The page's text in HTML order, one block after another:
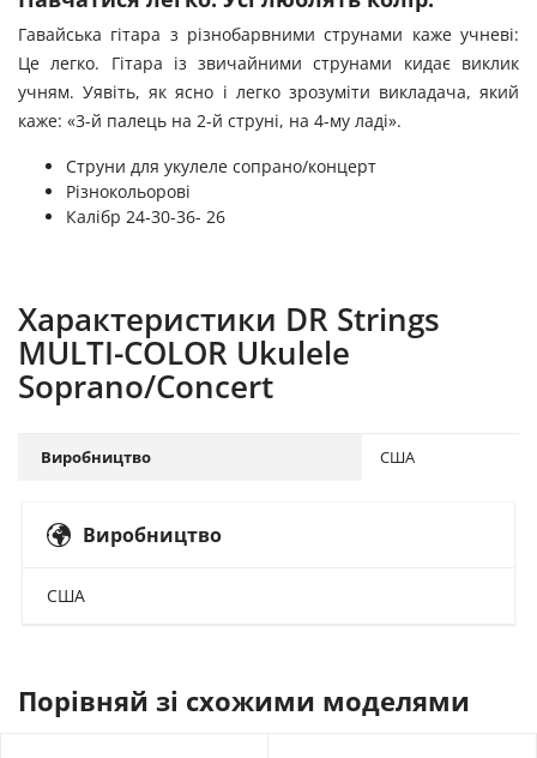
Гавайська гітара з різнобарвними струнами каже учневі:
Це легко. Гітара із звичайними струнами кидає виклик
учням. Уявіть, як ясно і легко зрозуміти викладача, який
каже: «3-й палець на 2-й струні, на 4-му ладі».
Струни для укулеле сопрано/концерт
Різнокольорові
Калібр 24-30-36- 26
Характеристики DR Strings
MULTI-COLOR Ukulele
Soprano/Concert
Виробництво США
Виробництво
США
Порівняй зі схожими моделями